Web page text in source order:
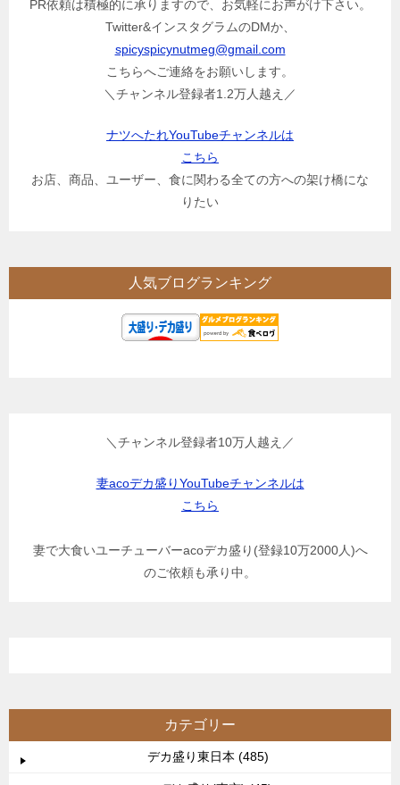
PR依頼は積極的に承りますので、お気軽にお声がけ下さい。
Twitter&インスタグラムのDMか、
spicyspicynutmeg@gmail.com
こちらへご連絡をお願いします。
＼チャンネル登録者1.2万人越え／
ナツへたれYouTubeチャンネルは
こちら
お店、商品、ユーザー、食に関わる全ての方への架け橋にな
りたい
人気ブログランキング
＼チャンネル登録者10万人越え／
妻acoデカ盛りYouTubeチャンネルは
こちら
妻で大食いユーチューバーacoデカ盛り(登録10万2000人)へ
のご依頼も承り中。
カテゴリー
デカ盛り東日本 (485)